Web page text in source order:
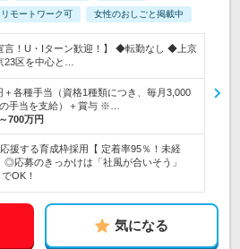
リモートワーク可 女性のおしごと掲載中
言！U・Iターン歓迎！】 ◆転勤なし ◆上京
23区を中心と…
＋各種手当（資格1種類につき、毎月3,000
手当を支給）＋賞与 ※…
700万円
援する育成枠採用【 定着率95％！未経
◎応募のきっかけは「社風が合いそう」
OK！
気になる